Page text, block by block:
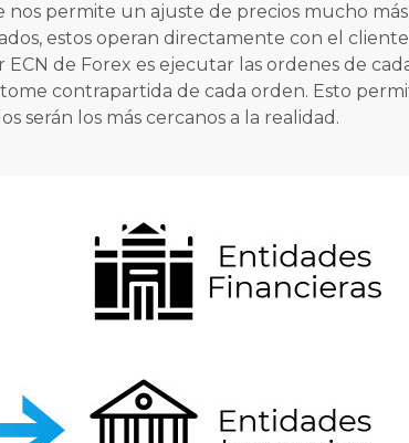
nos permite un ajuste de precios mucho
estos operan directamente con el
de Forex es ejecutar las ordenes de
contrapartida de cada orden. Esto
serán los más cercanos a la realidad.